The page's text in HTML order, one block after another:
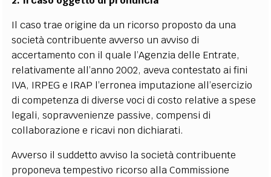
Il caso trae origine da un ricorso proposto da una
società contribuente avverso un avviso di
accertamento con il quale l’Agenzia delle Entrate,
relativamente all’anno 2002, aveva contestato ai fini
IVA, IRPEG e IRAP l’erronea imputazione all’esercizio
di competenza di diverse voci di costo relative a spese
legali, sopravvenienze passive, compensi di
collaborazione e ricavi non dichiarati.
Avverso il suddetto avviso la società contribuente
proponeva tempestivo ricorso alla Commissione